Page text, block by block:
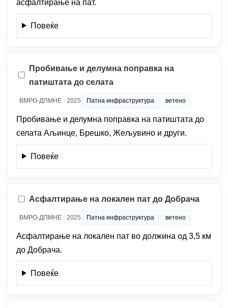
асфалтирање на пат.
Повеќе
Пробивање и делумна поправка на
патиштата до селата
ВМРО-ДПМНЕ · 2025 Патна инфраструктура ветено
Пробивање и делумна поправка на патиштата до
селата Аљинце, Брешко, Жељувино и други.
Повеќе
Асфалтирање на локален пат до Добрача
ВМРО-ДПМНЕ · 2025 Патна инфраструктура ветено
Асфалтирање на локален пат во должина од 3,5 км
до Добрача.
Повеќе